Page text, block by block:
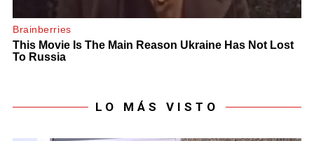
LO MÁS VISTO